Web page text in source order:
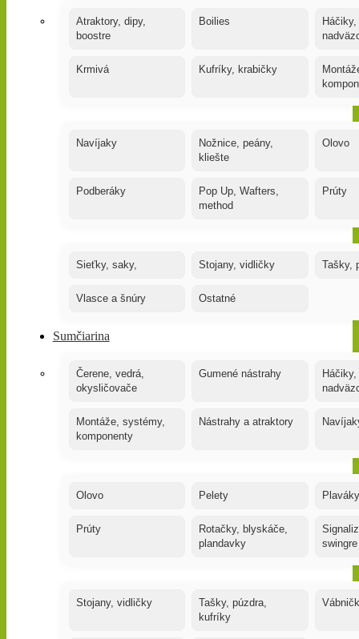
Atraktory, dipy,
boostre
Boilies
Krmivá Kufríky, krabičky
Navíjaky
Nožnice, peány,
kliešte
Olovo
Podberáky
Pop Up, Wafters,
method
Prúty
Sieťky, saky, Stojany, vidličky Tašky,
Vlasce a šnúry Ostatné
Sumčiarina
Čerene, vedrá,
okysličovače
Gumené nástrahy
Montáže, systémy,
komponenty
Nástrahy a atraktory
Olovo Pelety
Prúty
Rotačky, blyskáče,
plandavky
swingre
Stojany, vidličky
Tašky, púzdra,
kufríky